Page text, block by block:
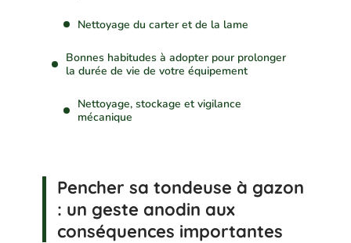
Nettoyage du carter et de la lame
Bonnes habitudes à adopter pour prolonger
la durée de vie de votre équipement
Nettoyage, stockage et vigilance
mécanique
Pencher sa tondeuse à gazon
: un geste anodin aux
conséquences importantes